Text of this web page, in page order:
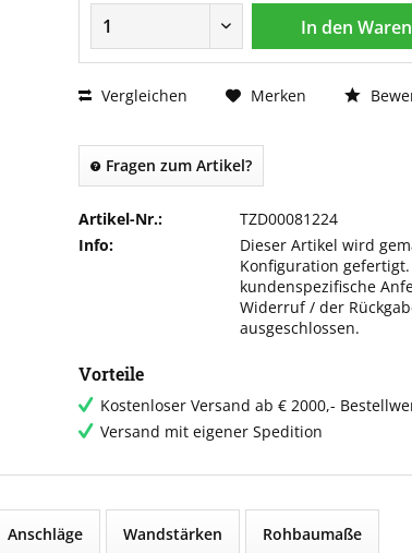
In den
Vergleichen Merken
Fragen zum Artikel?
Artikel-Nr.:
TZD00081224
Info:
Dieser Artikel wird
Konfiguration
kundenspezifische
Widerruf / der
ausgeschlossen.
Vorteile
Kostenloser Versand ab € 2000,-
Versand mit eigener Spedition
Anschläge Wandstärken Rohbaumaße